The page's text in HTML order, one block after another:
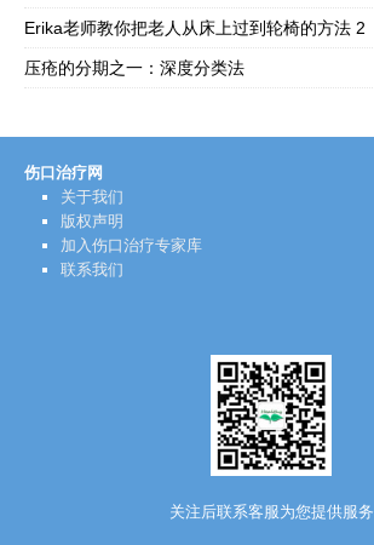
Erika老师教你把老人从床上过到轮椅的方法 2
压疮的分期之一：深度分类法
伤口治疗网
关于我们
版权声明
加入伤口治疗专家库
联系我们
关注后联系客服为您提供服务